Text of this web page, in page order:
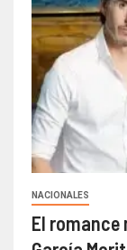
NACIONALES
El romance